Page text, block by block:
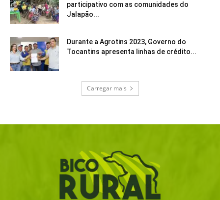
participativo com as comunidades do
Jalapão...
Durante a Agrotins 2023, Governo do
Tocantins apresenta linhas de crédito...
Carregar mais